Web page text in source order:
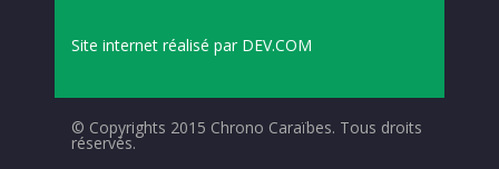
Site internet réalisé par DEV.COM
© Copyrights 2015 Chrono Caraïbes. Tous droits
réservés.